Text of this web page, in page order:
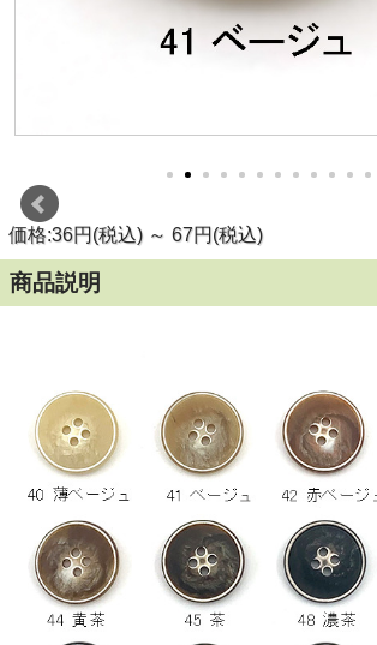
価格:36円(税込) ～ 67円(税込)
商品説明